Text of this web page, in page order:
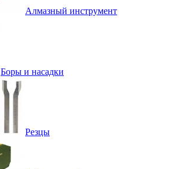
Алмазный инструмент
Боры и насадки
Резцы